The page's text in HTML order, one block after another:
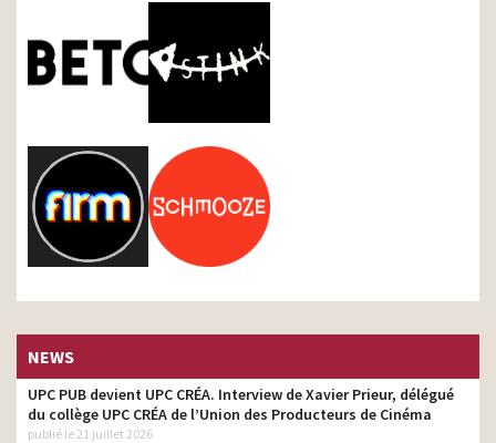
NEWS
UPC PUB devient UPC CRÉA. Interview de Xavier Prieur, délégué
du collège UPC CRÉA de l’Union des Producteurs de Cinéma
publié le 21 juillet 2026